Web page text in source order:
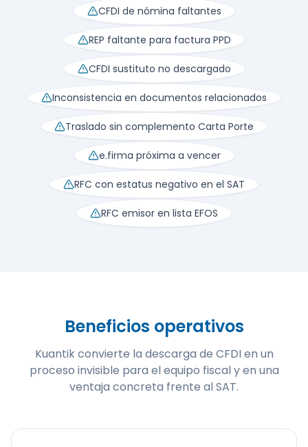
CFDI de nómina faltantes
REP faltante para factura PPD
CFDI sustituto no descargado
Inconsistencia en documentos relacionados
Traslado sin complemento Carta Porte
e.firma próxima a vencer
RFC con estatus negativo en el SAT
RFC emisor en lista EFOS
Beneficios operativos
Kuantik convierte la descarga de CFDI en un
proceso invisible para el equipo fiscal y en una
ventaja concreta frente al SAT.